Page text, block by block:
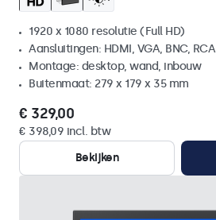
1920 x 1080 resolutie (Full HD)
Aansluitingen: HDMI, VGA, BNC, RCA
Montage: desktop, wand, inbouw
Buitenmaat: 279 x 179 x 35 mm
€ 329,00
€ 398,09 incl. btw
Bekijken